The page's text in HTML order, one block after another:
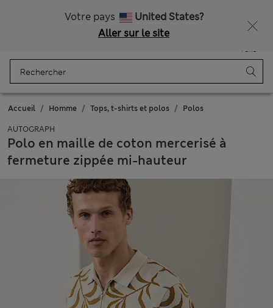
Votre pays
United States?
Aller sur le site
Panier
Accueil Homme Tops, t-shirts et polos Polos
AUTOGRAPH
Polo en maille de coton mercerisé à
fermeture zippée mi-hauteur